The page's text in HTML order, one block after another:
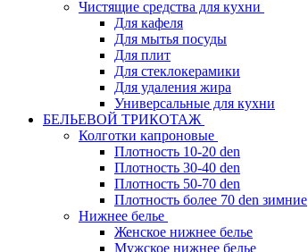
Чистящие средства для кухни
Для кафеля
Для мытья посуды
Для плит
Для стеклокерамики
Для удаления жира
Универсальные для кухни
БЕЛЬЕВОЙ ТРИКОТАЖ
Колготки капроновые
Плотность 10-20 den
Плотность 30-40 den
Плотность 50-70 den
Плотность более 70 den зимние
Нижнее белье
Женское нижнее белье
Мужское нижнее белье